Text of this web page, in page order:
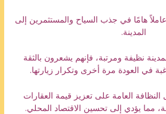
عاملاً هامًا في جذب السياح والمستثمرين إلى
المدينة.
نظيفة ومرتبة، فإنهم يشعرون بالثقة
في العودة مرة أخرى وتكرار زيارتها.
النظافة العامة على تعزيز قيمة العقارات
مما يؤدي إلى تحسين الاقتصاد المحلي.